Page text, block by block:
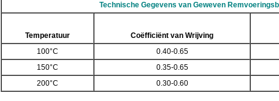
Technische Gegevens van Geweven
Temperatuur Coëfficiënt van Wrijving
100°C
0.40-0.65
150°C
0.35-0.65
200°C
0.30-0.60